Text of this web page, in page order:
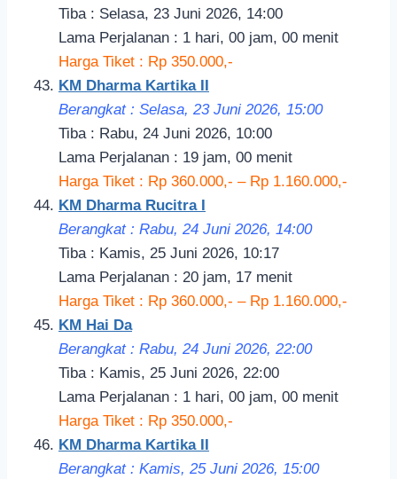
Tiba : Selasa, 23 Juni 2026, 14:00
Lama Perjalanan : 1 hari, 00 jam, 00 menit
Harga Tiket : Rp 350.000,-
KM Dharma Kartika II
Berangkat : Selasa, 23 Juni 2026, 15:00
Tiba : Rabu, 24 Juni 2026, 10:00
Lama Perjalanan : 19 jam, 00 menit
Harga Tiket : Rp 360.000,- – Rp 1.160.000,-
KM Dharma Rucitra I
Berangkat : Rabu, 24 Juni 2026, 14:00
Tiba : Kamis, 25 Juni 2026, 10:17
Lama Perjalanan : 20 jam, 17 menit
Harga Tiket : Rp 360.000,- – Rp 1.160.000,-
KM Hai Da
Berangkat : Rabu, 24 Juni 2026, 22:00
Tiba : Kamis, 25 Juni 2026, 22:00
Lama Perjalanan : 1 hari, 00 jam, 00 menit
Harga Tiket : Rp 350.000,-
KM Dharma Kartika II
Berangkat : Kamis, 25 Juni 2026, 15:00